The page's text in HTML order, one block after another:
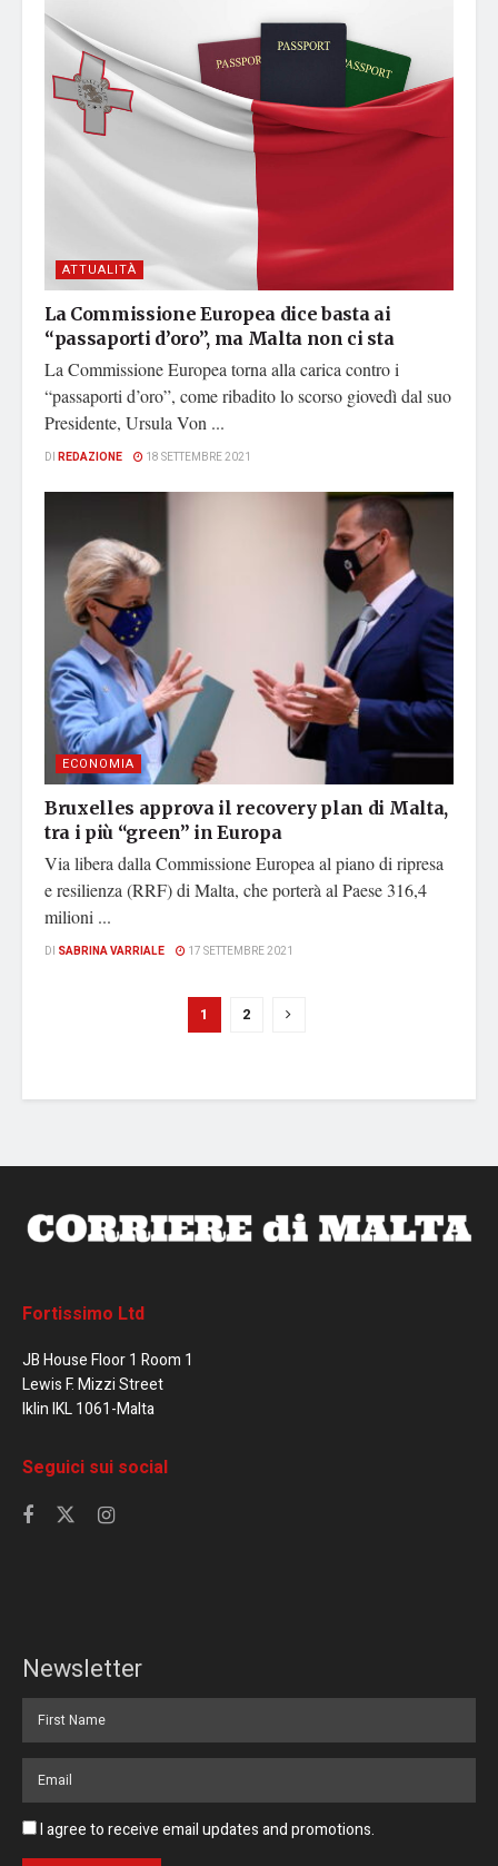
ATTUALITÀ
La Commissione Europea dice basta ai
“passaporti d’oro”, ma Malta non ci sta
La Commissione Europea torna alla carica contro i
“passaporti d’oro”, come ribadito lo scorso giovedì dal suo
Presidente, Ursula Von ...
DI REDAZIONE 18 SETTEMBRE 2021
ECONOMIA
Bruxelles approva il recovery plan di Malta,
tra i più “green” in Europa
Via libera dalla Commissione Europea al piano di ripresa
e resilienza (RRF) di Malta, che porterà al Paese 316,4
milioni ...
DI SABRINA VARRIALE 17 SETTEMBRE 2021
1 2
Fortissimo Ltd
JB House Floor 1 Room 1
Lewis F. Mizzi Street
Iklin IKL 1061-Malta
Seguici sui social
Newsletter
I agree to receive email updates and promotions.